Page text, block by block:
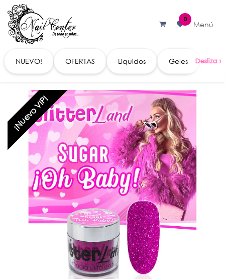
Ir al contenido
0
Menú
NUEVO! OFERTAS Liquidos Geles
¡Nuevo VIP!